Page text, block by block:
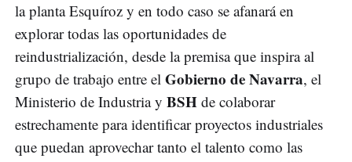
la planta Esquíroz y en todo caso se afanará en
explorar todas las oportunidades de
reindustrialización, desde la premisa que inspira al
grupo de trabajo entre el Gobierno de Navarra, el
Ministerio de Industria y BSH de colaborar
estrechamente para identificar proyectos industriales
que puedan aprovechar tanto el talento como las